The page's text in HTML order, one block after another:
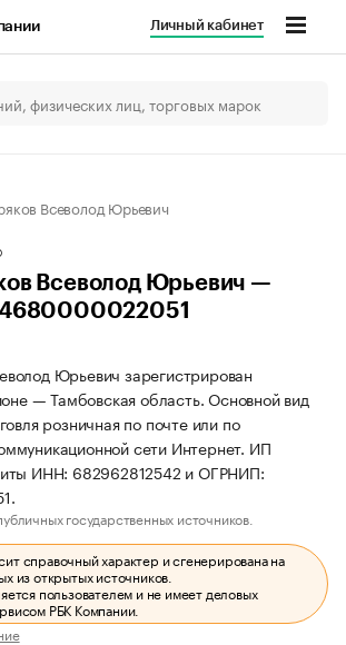
Личный кабинет
Всеволод Юрьевич
Всеволод Юрьевич —
Юрьевич зарегистрирован
— Тамбовская область. Основной вид
розничная по почте или по
сети Интернет. ИП
ИНН: 682962812542 и ОГРНИП:
государственных источников.
справочный характер и сгенерирована на
из открытых источников.
пользователем и не имеет деловых
РБК Компании.